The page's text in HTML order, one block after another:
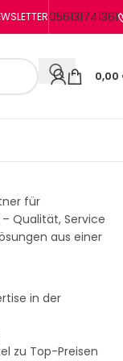
056131741361
0,00
für
Qualität, Service
aus einer
in der
zu Top-Preisen